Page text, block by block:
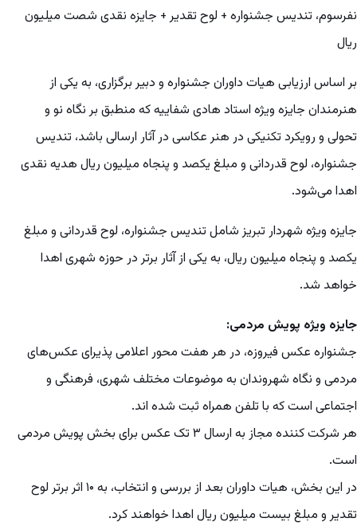
نفرسوم، تندیس جشنواره + لوح تقدیر + جایزه نقدی شصت میلیون
ریال
بر اساس ارزیابی هیات داوران جشنواره و دبیر برگزاری، به یکی از
هنرمندان جایزه ویژه استاد هادی شفاییه که منطبق بر نگاه نو و
تحولی و رویکرد تکنیکی در هنر عکاسی در آثار ارسالی باشد، تندیس
جشنواره، لوح قدردانی و مبلغ یکصد و پنجاه میلیون ریال هدیه نقدی
اهدا می‌شود.
جایزه ویژه شهردار تبریز شامل تندیس جشنواره، لوح قدردانی و مبلغ
یکصد و پنجاه میلیون ریال، به یکی از آثار برتر در حوزه شهری اهدا
خواهد شد.
جایزه ویژه پویش مردمی:
جشنواره عکس فیروزه، در هر هفت محور اعلامی پذیرای عکس‌های
مردمی و نگاه شهروندان به موضوعات مختلف شهری، فرهنگی و
اجتماعی است که با تلفن همراه ثبت شده اند.
هر شرکت کننده مجاز به ارسال ۳ تک عکس برای بخش پویش مردمی
است.
در این بخش، هیات داوران بعد از بررسی و انتخاب، به ۱۰ اثر برتر لوح
تقدیر و مبلغ بیست میلیون ریال اهدا خواهند کرد.